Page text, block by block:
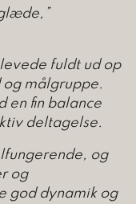
fuldt ud op
målgruppe.
en fin balance
deltagelse.
og
og
god dynamik og